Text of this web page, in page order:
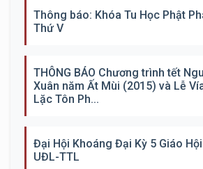
Thông báo: Khóa Tu Học Phật
Thứ V
THÔNG BÁO Chương trình tết
Xuân năm Ất Mùi (2015) và Lễ
Lặc Tôn Ph...
Đại Hội Khoáng Đại Kỳ 5 Giáo Hội
UĐL-TTL